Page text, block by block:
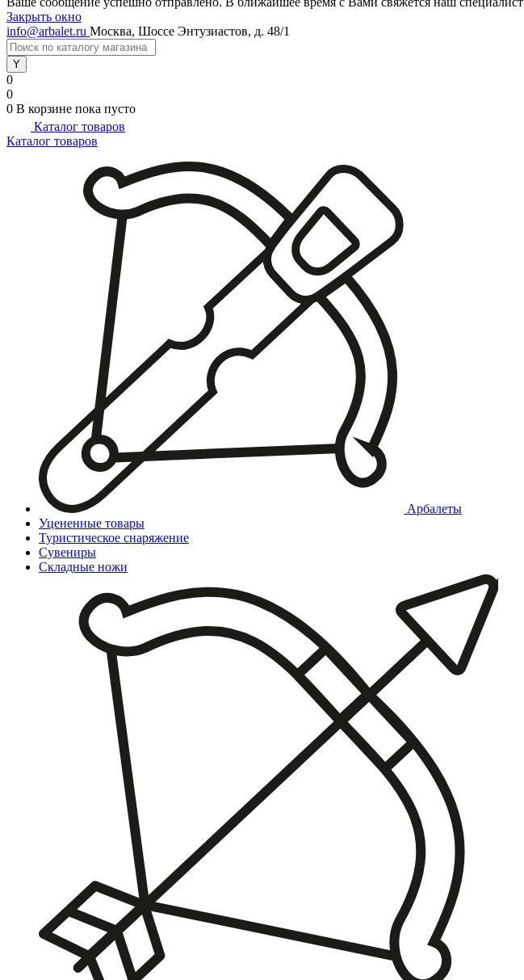
Закрыть окно
info@arbalet.ru Москва, Шоссе Энтузиастов, д. 48/1
0
0
0 В корзине пока пусто
Каталог товаров
Каталог товаров
Арбалеты
Уцененные товары
Туристическое снаряжение
Сувениры
Складные ножи